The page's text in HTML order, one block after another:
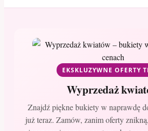
EKSKLUZYWNE OFERTY
Wyprzedaż
Znajdź piękne bukiety w naprawdę
już teraz. Zamów, zanim oferty